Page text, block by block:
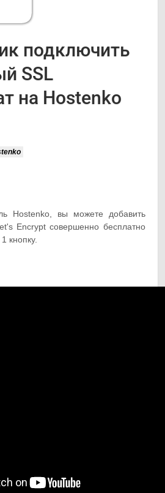
подключить
SSL
на Hostenko
Hostenko, вы можете добавить
Encrypt совершенно бесплатно
кнопку.